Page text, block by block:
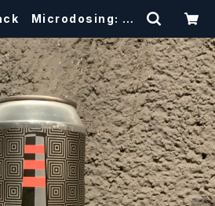
Microdosing: Si
ールシザーズ】 | craftb